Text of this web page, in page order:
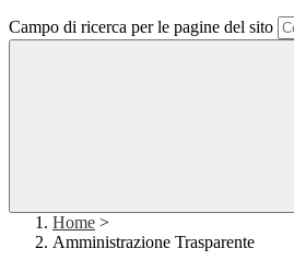
Campo di ricerca per le pagine del sito
Home >
Amministrazione Trasparente